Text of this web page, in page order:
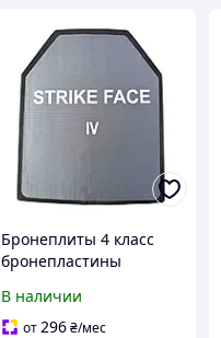
Бронеплиты 4 класс
бронепластины
захисту бронеплити
MARS 600 6мм (вес 3.5
В наличии
от296₴/мес